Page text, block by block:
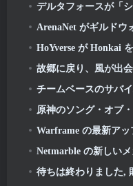
デルタフォースが「シーズンメルトダ
ArenaNet がギルドウォーズ
HoYverse が Honkai
故郷に戻り、風が出会う
チームベースのサバイバル シューター
原神のソング・オブ・ザ・ウェルキン・ム
Warframe の最新アップ
Netmarble の新しいメカをテーマ
待ちは終わりました,